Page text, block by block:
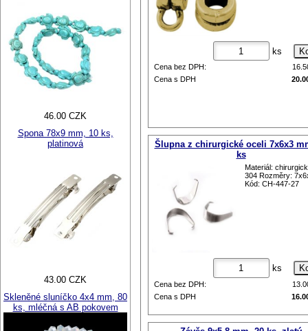
ks
Cena bez DPH:
Cena s DPH
Šlupna z chirurgické oceli 7x6x3
ks
Materiál:
304 Rozměry:
Kód: CH-447-27
ks
Cena bez DPH:
Cena s DPH
46.00 CZK
Spona 78x9 mm, 10 ks,
platinová
43.00 CZK
Skleněné sluníčko 4x4 mm, 80
ks, mléčná s AB pokovem